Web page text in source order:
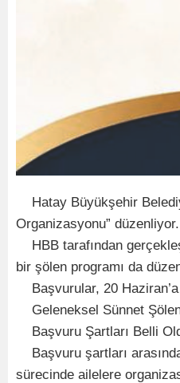
Hatay Büyükşehir
Organizasyonu” düzenliyor.
HBB tarafından
bir şölen programı da
Başvurular, 20 Haziran’a
Geleneksel Sünnet
Başvuru Şartları Belli
Başvuru şartları
sürecinde ailelere